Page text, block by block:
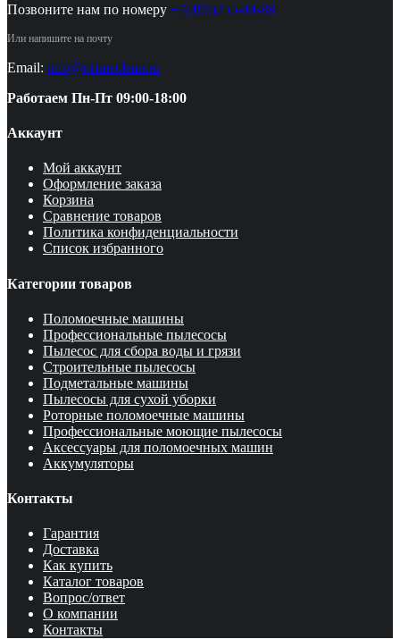
Позвоните нам по номеру +7(495)255-44-88
Или напишите на почту
Email: info@primeclean.ru
Работаем Пн-Пт 09:00-18:00
Аккаунт
Мой аккаунт
Оформление заказа
Корзина
Сравнение товаров
Политика конфиденциальности
Список избранного
Категории товаров
Поломоечные машины
Профессиональные пылесосы
Пылесос для сбора воды и грязи
Строительные пылесосы
Подметальные машины
Пылесосы для сухой уборки
Роторные поломоечные машины
Профессиональные моющие пылесосы
Аксессуары для поломоечных машин
Аккумуляторы
Контакты
Гарантия
Доставка
Как купить
Каталог товаров
Вопрос/ответ
О компании
Контакты